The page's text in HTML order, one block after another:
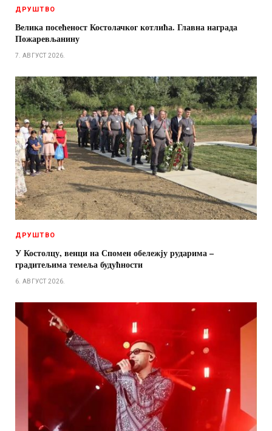
ДРУШТВО
Велика посећеност Костолачког котлића. Главна награда
Пожаревљанину
7. АВГУСТ 2026.
ДРУШТВО
У Костолцу, венци на Спомен обележју рударима –
градитељима темеља будућности
6. АВГУСТ 2026.